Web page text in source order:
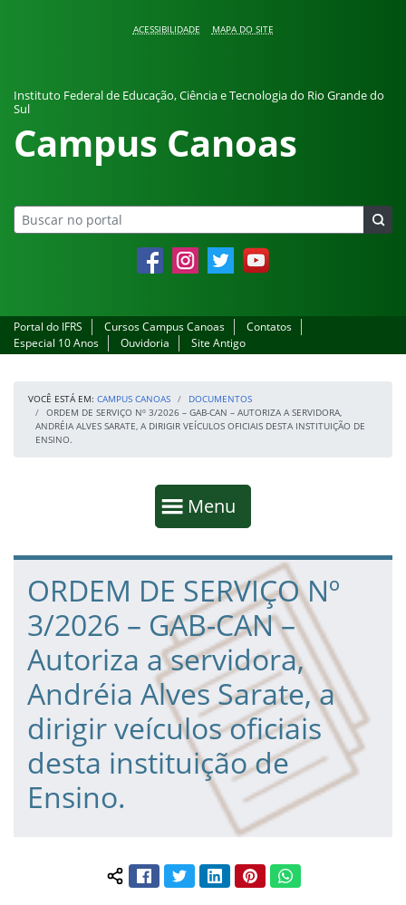
ACESSIBILIDADE MAPA DO SITE
Instituto Federal de Educação, Ciência e Tecnologia do Rio Grande do
Sul
Campus Canoas
FacebookInstagramTwitter YouTube
Portal do IFRS Cursos Campus Canoas
Contatos
Especial 10 Anos
Ouvidoria Site Antigo
VOCÊ ESTÁ EM: CAMPUS CANOAS
DOCUMENTOS
ORDEM DE SERVIÇO Nº 3/2026 – GAB-CAN – AUTORIZA A SERVIDORA,
ANDRÉIA ALVES SARATE, A DIRIGIR VEÍCULOS OFICIAIS DESTA INSTITUIÇÃO DE
ENSINO.
Mostrar
Menu
Fim da navegação
Início do conteúdo
ORDEM DE SERVIÇO Nº
3/2026 – GAB-CAN –
Autoriza a servidora,
Andréia Alves Sarate, a
dirigir veículos oficiais
desta instituição de
Ensino.
Compartilhar conteúdo:
FacebookTwitterLinkedInPinterestWhatsApp